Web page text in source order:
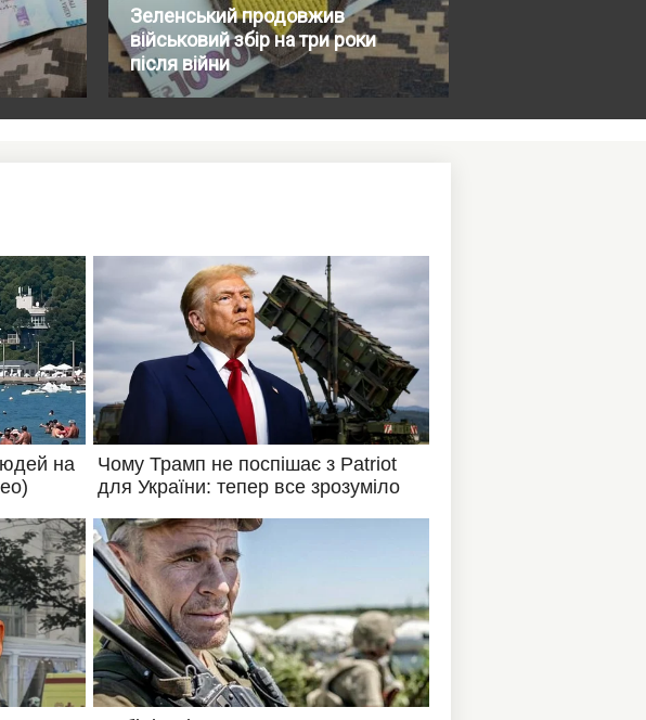
Зеленський продовжив
військовий збір на три роки
після війни